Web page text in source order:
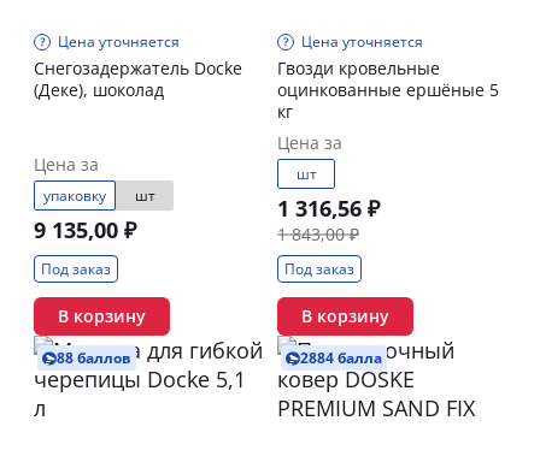
Цена уточняется
Снегозадержатель Docke
(Деке), шоколад
Цена за
упаковку шт
9 135,00 ₽
Под заказ
В корзину
Цена уточняется
Гвозди кровельные
оцинкованные ершёные 5
кг
Цена за
шт
1 316,56 ₽
1 843,00 ₽
Под заказ
В корзину
88 баллов 2884 балла